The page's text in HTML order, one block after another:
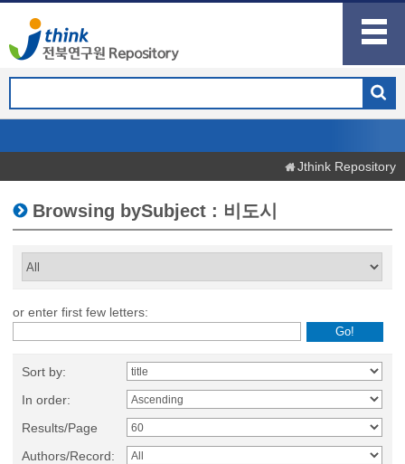
Jthink Repository
Browsing bySubject : 비도시
or enter first few letters:
Sort by:
In order:
Results/Page
Authors/Record: